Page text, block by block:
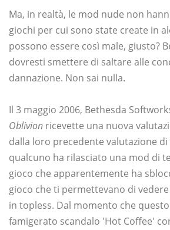
Ma, in realtà, le mod nude non
giochi per cui sono state create in
possono essere così male, giusto?
dovresti smettere di saltare alle
dannazione. Non sai nulla.
Il 3 maggio 2006, Bethesda
Oblivion ricevette una nuova
dalla loro precedente valutazione
qualcuno ha rilasciato una mod di
gioco che apparentemente ha
gioco che ti permettevano di
in topless. Dal momento che
famigerato scandalo 'Hot Coffee'